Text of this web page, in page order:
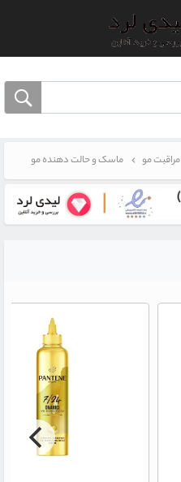
مراقبت مو ماسک و حالت دهنده مو